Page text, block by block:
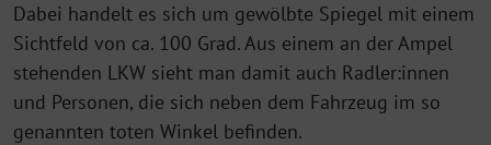
Dabei handelt es sich um gewölbte Spiegel mit einem
Sichtfeld von ca. 100 Grad. Aus einem an der Ampel
stehenden LKW sieht man damit auch Radler:innen
und Personen, die sich neben dem Fahrzeug im so
genannten toten Winkel befinden.